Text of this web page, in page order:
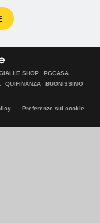
SHOP
PGCASA
QUIFINANZA
BUONISSIMO
Preferenze sui cookie